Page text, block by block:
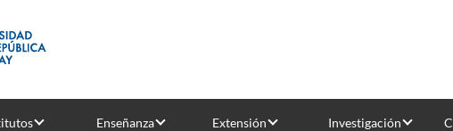
Enseñanza Extensión Investigación